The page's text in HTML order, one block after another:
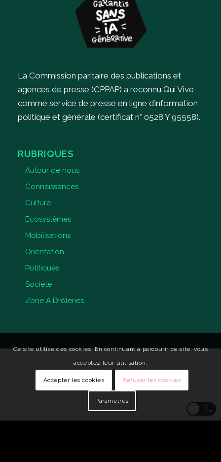
La Commission paritaire des publications et
agences de presse (CPPAP) a reconnu Qui Vive
comme service de presse en ligne d’information
politique et générale (certificat n° 0528 Y 95558).
RUBRIQUES
Autour de nous
Connaissances
Culture
Ecosystèmes
Mobilisations
Orientation
Politiques
Société
Zone A Drôleries
Ce site utilise des cookies. En continuant à parcourir ce site, vous
acceptez leur utilisation.
Accepter les cookies Refuser les cookies
Paramètres